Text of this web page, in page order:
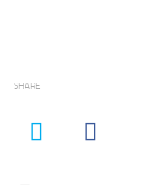
SHARE